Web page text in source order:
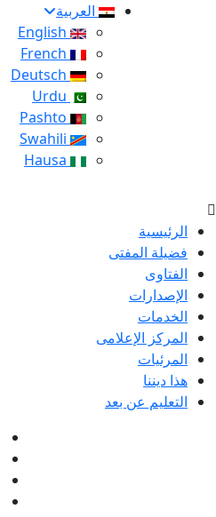
العربية
الرئيسية
فضيلة المفتى
الفتاوى
الإصدارات
الخدمات
المركز الإعلامى
المرئيات
هذا ديننا
التعليم عن بعد